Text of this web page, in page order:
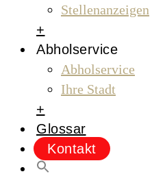
Stellenanzeigen
+
Abholservice
Abholservice
Ihre Stadt
+
Glossar
Kontakt